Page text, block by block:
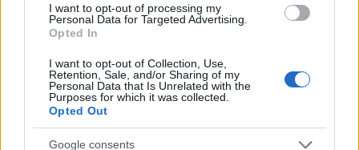
I want to opt-out of processing my
Personal Data for Targeted Advertising.
Opted In
I want to opt-out of Collection, Use,
Retention, Sale, and/or Sharing of my
Personal Data that Is Unrelated with the
Purposes for which it was collected.
Opted Out
Google consents
Η βουτιά της λίρας
Ο πληθωρισμός έχει εκτοξευθεί από το περασμένο